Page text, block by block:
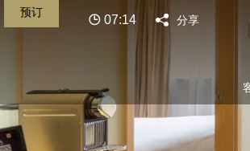
预订
07:14 分享